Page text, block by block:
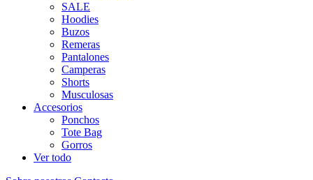
SALE
Hoodies
Buzos
Remeras
Pantalones
Camperas
Shorts
Musculosas
Accesorios
Ponchos
Tote Bag
Gorros
Ver todo